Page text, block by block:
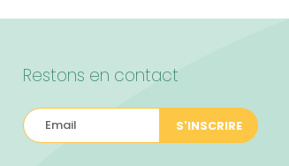
Restons en contact
S'INSCRIRE